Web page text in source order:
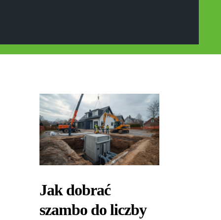
Jak dobrać
szambo do liczby